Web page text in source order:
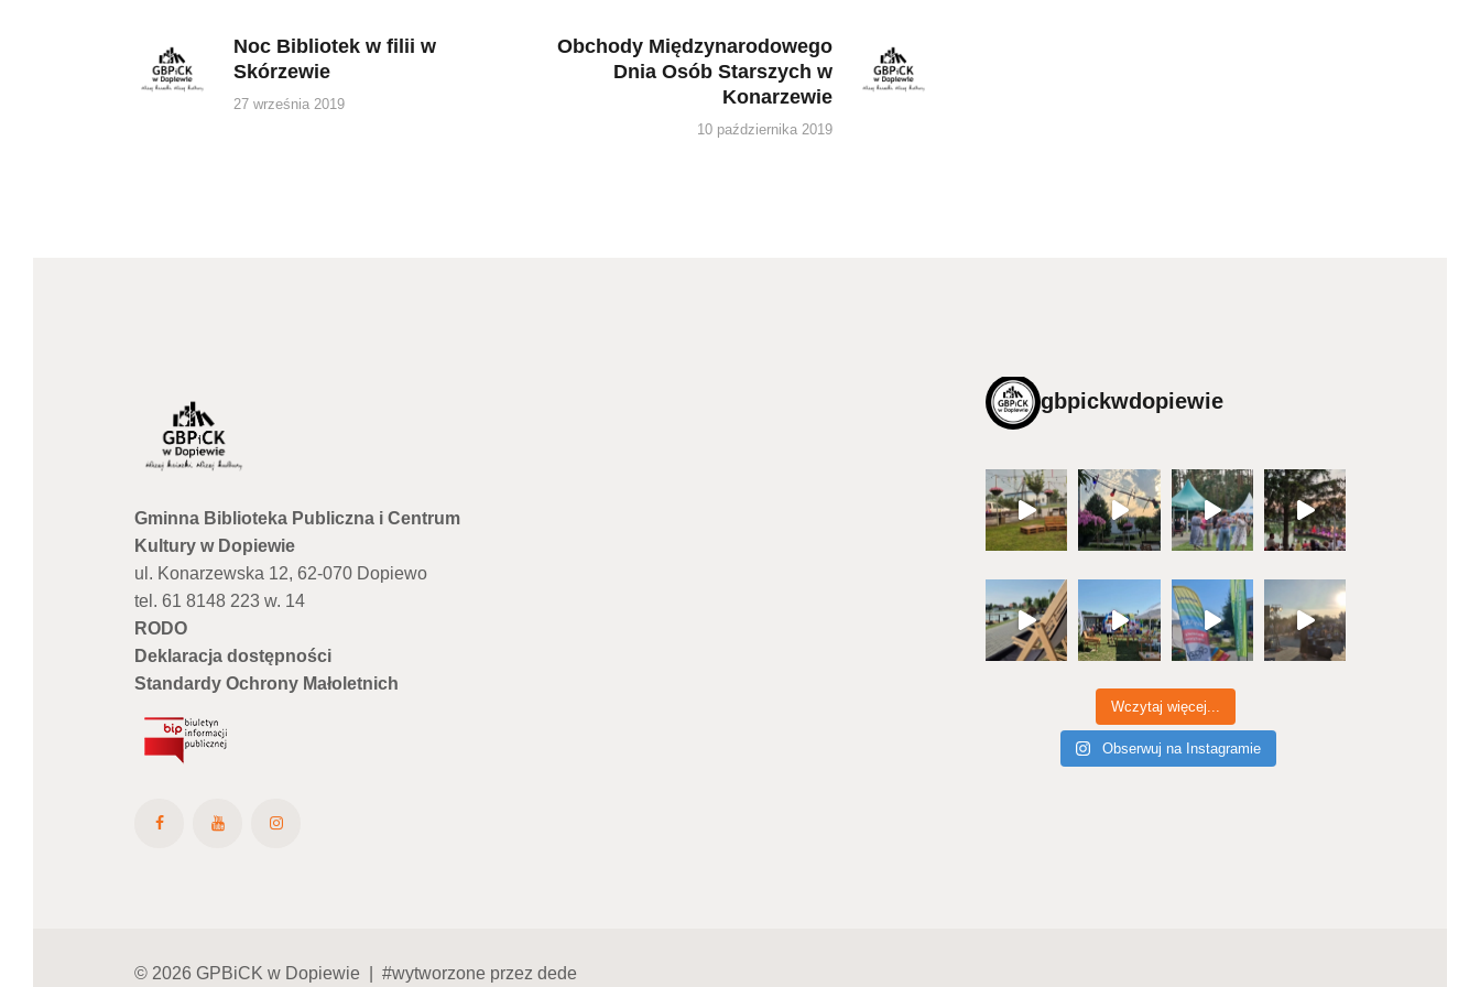
wpisuPrevious
post:
Noc Bibliotek w filii w
Skórzewie
27 września 2019
Next
post:
Obchody Międzynarodowego
Dnia Osób Starszych w
Konarzewie
10 października 2019
Gminna Biblioteka Publiczna i Centrum
Kultury w Dopiewie
ul. Konarzewska 12, 62-070 Dopiewo
tel. 61 8148 223 w. 14
RODO
Deklaracja dostępności
Standardy Ochrony Małoletnich
gbpickwdopiewie
Wczytaj więcej...
Obserwuj na Instagramie
© 2026 GPBiCK w Dopiewie | #wytworzone przez dede